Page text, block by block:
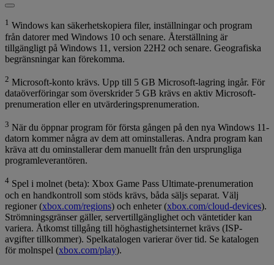
1 Windows kan säkerhetskopiera filer, inställningar och program
från datorer med Windows 10 och senare. Återställning är
tillgängligt på Windows 11, version 22H2 och senare. Geografiska
begränsningar kan förekomma.
2 Microsoft-konto krävs. Upp till 5 GB Microsoft-lagring ingår. För
dataöverföringar som överskrider 5 GB krävs en aktiv Microsoft-
prenumeration eller en utvärderingsprenumeration.
3 När du öppnar program för första gången på den nya Windows 11-
datorn kommer några av dem att ominstalleras. Andra program kan
kräva att du ominstallerar dem manuellt från den ursprungliga
programleverantören.
4 Spel i molnet (beta): Xbox Game Pass Ultimate-prenumeration
och en handkontroll som stöds krävs, båda säljs separat. Välj
regioner (xbox.com/regions) och enheter (xbox.com/cloud-devices).
Strömningsgränser gäller, servertillgänglighet och väntetider kan
variera. Åtkomst tillgång till höghastighetsinternet krävs (ISP-
avgifter tillkommer). Spelkatalogen varierar över tid. Se katalogen
för molnspel (xbox.com/play).